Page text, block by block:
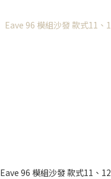
Eave 96 模組沙發 款式11、12